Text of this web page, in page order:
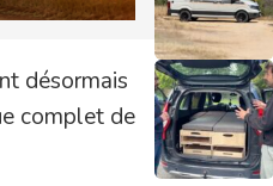
désormais
complet de